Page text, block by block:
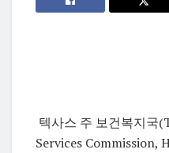
텍사스 주 보건복지국
Services Commission,